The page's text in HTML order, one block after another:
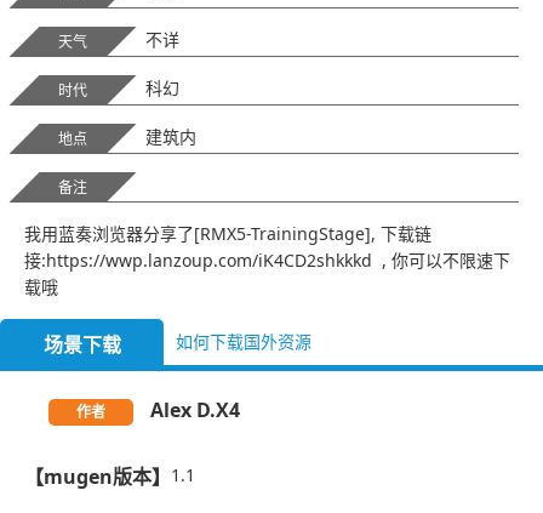
天气 不详
时代 科幻
地点 建筑内
备注
我用蓝奏浏览器分享了[RMX5-TrainingStage], 下载链
接:https://wwp.lanzoup.com/iK4CD2shkkkd , 你可以不限速下
载哦
场景下载 如何下载国外资源
作者 Alex D.X4
【mugen版本】 1.1